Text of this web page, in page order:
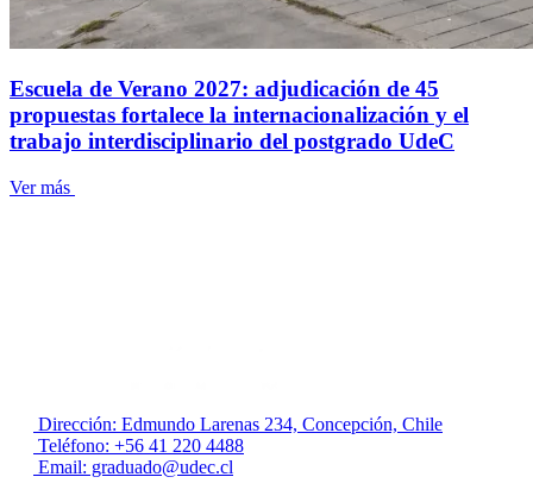
Escuela de Verano 2027: adjudicación de 45
propuestas fortalece la internacionalización y el
trabajo interdisciplinario del postgrado UdeC
Ver más
Dirección: Edmundo Larenas 234, Concepción, Chile
Teléfono: +56 41 220 4488
Email: graduado@udec.cl